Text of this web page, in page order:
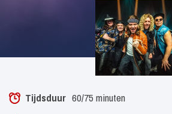
Tijdsduur 60/75 minuten